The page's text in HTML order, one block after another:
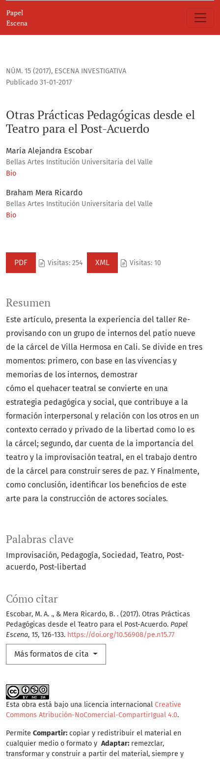
Papel
Escena
NÚM. 15 (2017), ESCENA INVESTIGATIVA
Otras Prácticas Pedagógicas desde el
Teatro para el Post-Acuerdo
Publicado 31-01-2017
María Alejandra Escobar
Bellas Artes Institución Universitaria del Valle
Bio
Braham Mera Ricardo
Bellas Artes Institución Universitaria del Valle
Bio
PDF Visitas: 254 XML Visitas: 10
Palabras clave
Improvisación Pedagogía Sociedad Teatro Post-
acuerdo Post-libertad
Cómo citar
Escobar, M. A. ., & Mera Ricardo, B. . (2017). Otras Prácticas
Pedagógicas desde el Teatro para el Post-Acuerdo. Papel
Escena, 15, 126-133. https://doi.org/10.56908/pe.n15.77
Más formatos de cita
Resumen
Este artículo, presenta la experiencia del taller Re-
provisando con un grupo de internos del patio nueve
de la cárcel de Villa Hermosa en Cali. Se divide en tres
momentos: primero, con base en las vivencias y
memorias de los internos, demostrar
cómo el quehacer teatral se convierte en una
estrategia pedagógica y social, que contribuye a la
formación interpersonal y relación con los otros en un
contexto cerrado y privado de la libertad como lo es
la cárcel; segundo, dar cuenta de la importancia del
teatro y la improvisación teatral, en el trabajo dentro
de la cárcel para construir seres de paz. Y Finalmente,
como conclusión, identificar los beneficios de este
arte para la construcción de actores sociales.
Esta obra está bajo una licencia internacional Creative
Commons Atribución-NoComercial-CompartirIgual 4.0.
Permite Compartir: copiar y redistribuir el material en
cualquier medio o formato y Adaptar: remezclar,
transformar y construir a partir del material, siempre y